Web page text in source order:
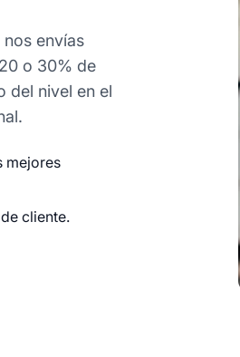
envías
o 30% de
del nivel en el
mejores
cliente.